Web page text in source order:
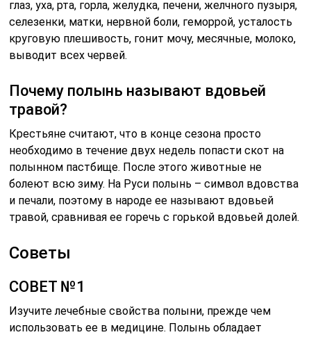
глаз, уха, рта, горла, желудка, печени, желчного пузыря,
селезенки, матки, нервной боли, геморрой, усталость
круговую плешивость, гонит мочу, месячные, молоко,
выводит всех червей.
Почему полынь называют вдовьей
травой?
Крестьяне считают, что в конце сезона просто
необходимо в течение двух недель попасти скот на
полынном пастбище. После этого животные не
болеют всю зиму. На Руси полынь – символ вдовства
и печали, поэтому в народе ее называют вдовьей
травой, сравнивая ее горечь с горькой вдовьей долей.
Советы
СОВЕТ №1
Изучите лечебные свойства полыни, прежде чем
использовать ее в медицине. Полынь обладает